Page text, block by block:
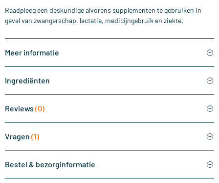
Raadpleeg een deskundige alvorens supplementen te gebruiken in
geval van zwangerschap, lactatie, medicijngebruik en ziekte.
Meer informatie
Ingrediënten
Reviews (0)
Vragen (1)
Bestel & bezorginformatie